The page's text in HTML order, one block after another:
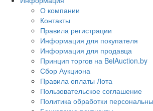
О компании
Контакты
Правила регистрации
Информация для покупателя
Информация для продавца
Принцип торгов на BelAuction.by
Сбор Аукциона
Правила оплаты Лота
Пользовательское соглашение
Политика обработки